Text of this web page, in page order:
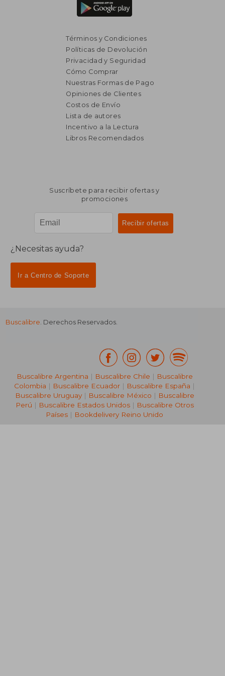
$ 990
Términos y Condiciones
Políticas de Devolución
Privacidad y Seguridad
Cómo Comprar
Nuestras Formas de Pago
Opiniones de Clientes
Costos de Envío
Lista de autores
Incentivo a la Lectura
Libros Recomendados
Suscríbete para recibir ofertas y
promociones
¿Necesitas ayuda?
Ir a Centro de Soporte
Buscalibre. Derechos Reservados.
Buscalibre Argentina | Buscalibre Chile | Buscalibre
Colombia | Buscalibre Ecuador | Buscalibre España |
Buscalibre Uruguay| Buscalibre México | Buscalibre
Perú | Buscalibre Estados Unidos| Buscalibre Otros
Países | Bookdelivery Reino Unido